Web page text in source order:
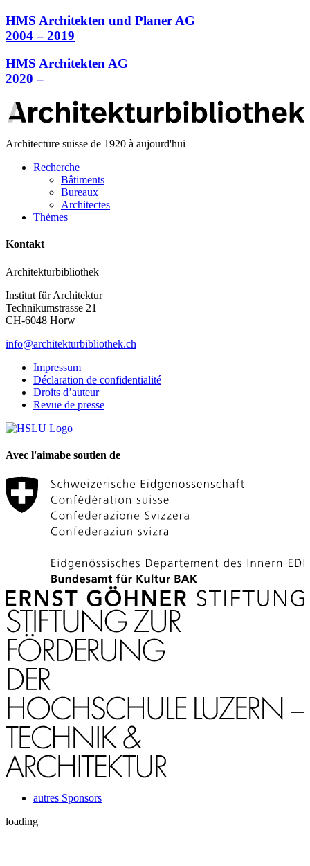
HMS Architekten und Planer AG
2004 – 2019
HMS Architekten AG
2020 –
Architecture suisse de 1920 à aujourd'hui
Recherche
Bâtiments
Bureaux
Architectes
Thèmes
Kontakt
Architekturbibliothek
Institut für Architektur
Technikumstrasse 21
CH-6048 Horw
info@architekturbibliothek.ch
Impressum
Déclaration de confidentialité
Droits d’auteur
Revue de presse
Avec l'aimabe soutien de
autres Sponsors
loading